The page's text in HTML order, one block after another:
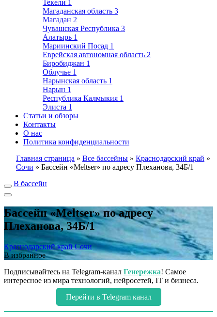
Текели 1
Магаданская область 3
Магадан 2
Чувашская Республика 3
Алатырь 1
Мариинский Посад 1
Еврейская автономная область 2
Биробиджан 1
Облучье 1
Нарынская область 1
Нарын 1
Республика Калмыкия 1
Элиста 1
Статьи и обзоры
Контакты
О нас
Политика конфиденциальности
Главная страница » Все бассейны » Краснодарский край »
Сочи » Бассейн «Meltser» по адресу Плеханова, 34Б/1
В бассейн
Бассейн «Meltser» по адресу
Плеханова, 34Б/1
Краснодарский край Сочи
В избранное
Подписывайтесь на Telegram-канал Генережка! Самое
интересное из мира технологий, нейросетей, IT и бизнеса.
Перейти в Telegram канал